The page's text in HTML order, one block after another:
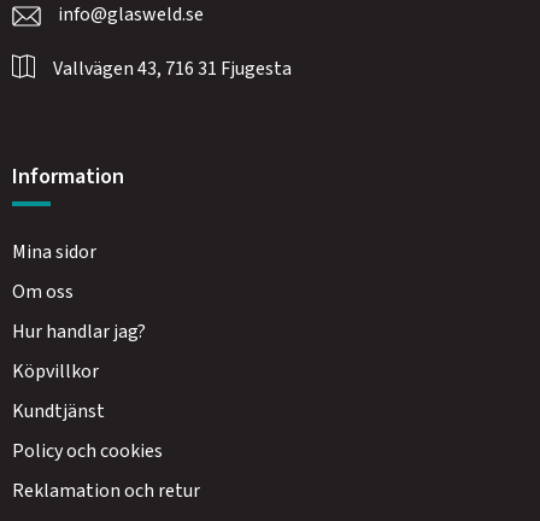
info@glasweld.se
Vallvägen 43, 716 31 Fjugesta
Information
Mina sidor
Om oss
Hur handlar jag?
Köpvillkor
Kundtjänst
Policy och cookies
Reklamation och retur